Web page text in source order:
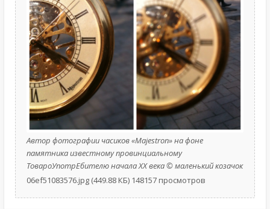
Автор фотографии часиков «Majestron» на фоне
памятника известному провинциальному
ТовароУпотрЕбителю начала XX века © маленький козачок
06ef51083576.jpg (449.88 КБ) 148157 просмотров